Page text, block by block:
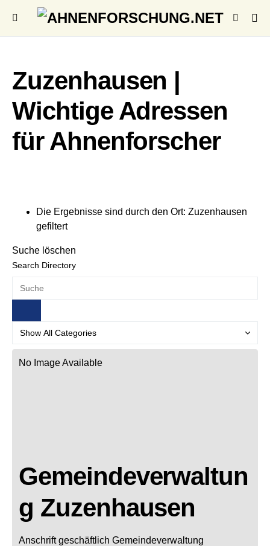
Zuzenhausen |
Wichtige Adressen
für Ahnenforscher
Die Ergebnisse sind durch den Ort: Zuzenhausen
gefiltert
Suche löschen
Search Directory
No Image Available
Gemeindeverwaltun
g Zuzenhausen
Anschrift geschäftlich Gemeindeverwaltung